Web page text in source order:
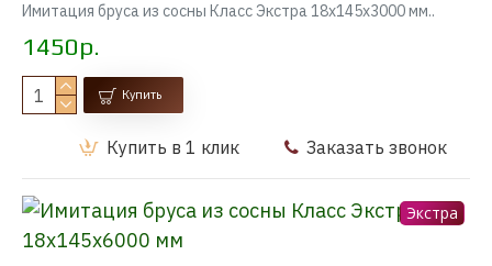
Имитация бруса из сосны Класс Экстра 18x145x3000 мм..
1450р.
Купить
Купить в 1 клик Заказать звонок
Экстра